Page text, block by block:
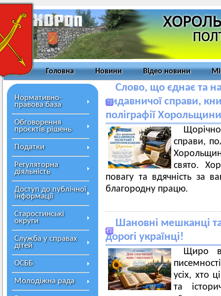
Головна Новини Відео новини
Нормативно-
правова база
Обговорення
проєктів рішень
Податки
Регуляторна
діяльність
Доступ до публічної
інформації
Старостинські
округи
Служба у справах
дітей
ОСББ
Молодіжна рада
Слово, що єднає та
видавничої справи,
поліграфії
справи,
свято.
повагу та вдячність за
благородну працю.
Шановні мешканці
дорогі українці!
Щиро
усіх, хто
та